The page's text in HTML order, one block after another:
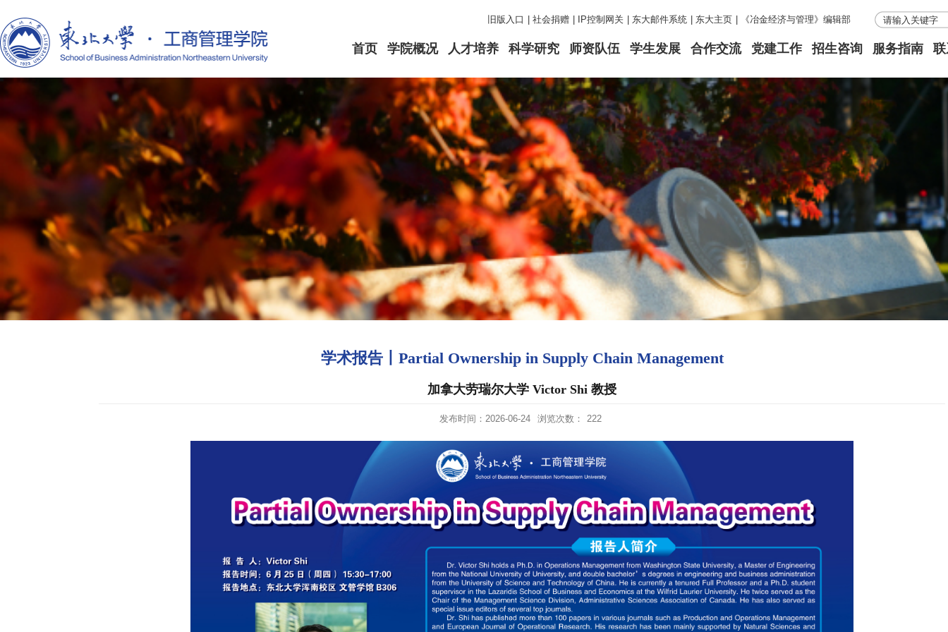
旧版入口 社会捐赠 IP控制网关 东大邮件系统 东大主页 《冶金经济与管理》编辑部
首页 学院概况 人才培养 科学研究 师资队伍 学生发展 合作交流 党建工作 招生咨询 服务指南
学术报告丨Partial Ownership in Supply Chain Management
加拿大劳瑞尔大学 Victor Shi 教授
发布时间：2026-06-24 浏览次数： 222